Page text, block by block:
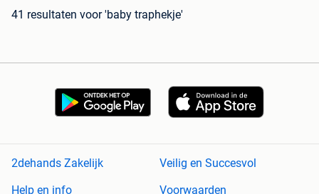
41 resultaten voor 'baby traphekje'
2dehands Zakelijk
Veilig en Succesvol
Help en info
Voorwaarden